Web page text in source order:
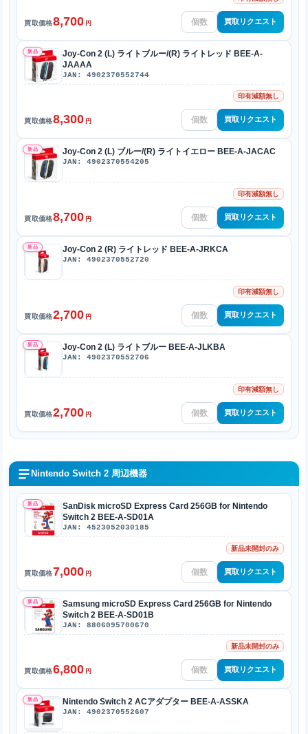
買取価格8,700 円 買取リクエスト
新品
Joy-Con 2 (L) ライトブルー/(R) ライトレッド BEE-A-
JAAAA
JAN: 4902370552744
印有減額無し
買取価格8,300 円 買取リクエスト
新品 Joy-Con 2 (L) ブルー/(R) ライトイエロー BEE-A-JACAC
JAN: 4902370554205
印有減額無し
買取価格8,700 円 買取リクエスト
新品 Joy-Con 2 (R) ライトレッド BEE-A-JRKCA
JAN: 4902370552720
印有減額無し
買取価格2,700 円 買取リクエスト
新品 Joy-Con 2 (L) ライトブルー BEE-A-JLKBA
JAN: 4902370552706
印有減額無し
買取価格2,700 円 買取リクエスト
Nintendo Switch 2 周辺機器
新品
SanDisk microSD Express Card 256GB for Nintendo
Switch 2 BEE-A-SD01A
JAN: 4523052030185
新品未開封のみ
買取価格7,000 円 買取リクエスト
新品
Samsung microSD Express Card 256GB for Nintendo
Switch 2 BEE-A-SD01B
JAN: 8806095700670
新品未開封のみ
買取価格6,800 円 買取リクエスト
新品 Nintendo Switch 2 ACアダプター BEE-A-ASSKA
JAN: 4902370552607